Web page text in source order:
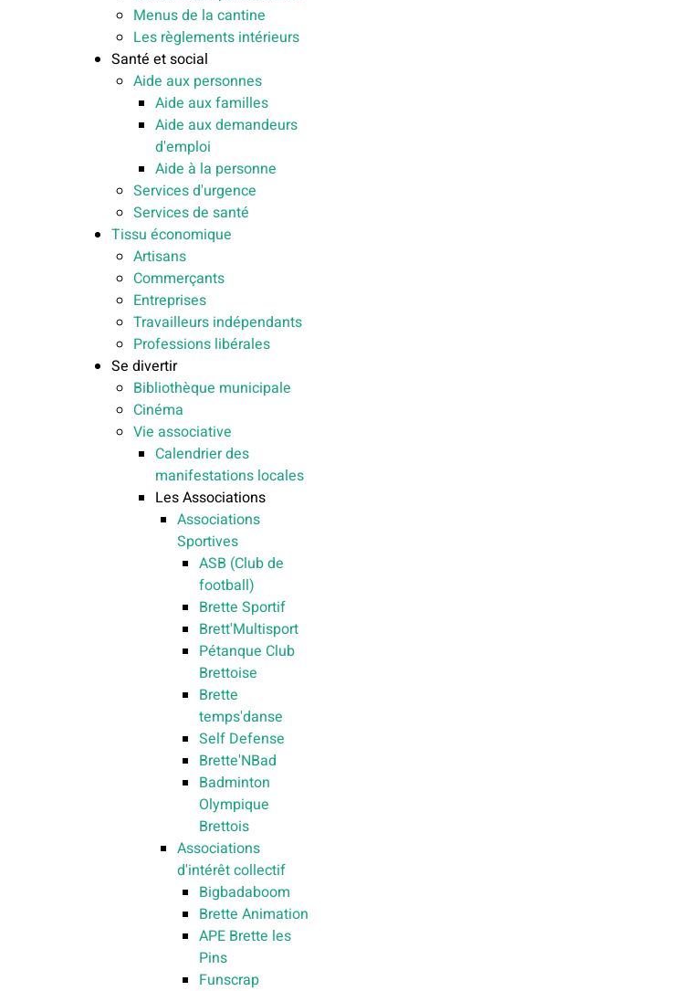
Menus de la cantine
Les règlements intérieurs
Santé et social
Aide aux personnes
Aide aux familles
Aide aux demandeurs
d'emploi
Aide à la personne
Services d'urgence
Services de santé
Tissu économique
Artisans
Commerçants
Entreprises
Travailleurs indépendants
Professions libérales
Se divertir
Bibliothèque municipale
Cinéma
Vie associative
Calendrier des
manifestations locales
Les Associations
Associations
Sportives
ASB (Club de
football)
Brette Sportif
Brett'Multisport
Pétanque Club
Brettoise
Brette
temps'danse
Self Defense
Brette'NBad
Badminton
Olympique
Brettois
Associations
d'intérêt collectif
Bigbadaboom
Brette Animation
APE Brette les
Pins
Funscrap